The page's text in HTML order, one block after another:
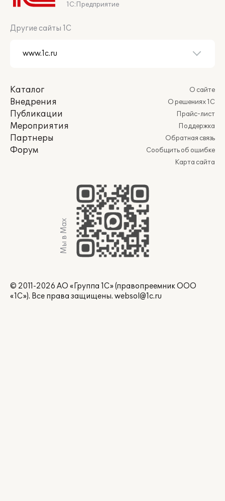
1С:Предприятие
Другие сайты 1С
Каталог
Внедрения
Публикации
Мероприятия
Партнеры
Форум
О сайте
О решениях 1С
Прайс-лист
Поддержка
Обратная связь
Сообщить об ошибке
Карта сайта
Мы в Max
© 2011-2026 АО «Группа 1С» (правопреемник ООО
«1С»). Все права защищены. websol@1c.ru